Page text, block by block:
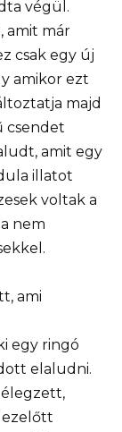
végül.
amit már
csak egy új
amikor ezt
majd
csendet
amit egy
illatot
voltak a
nem
ami
egy ringó
elaludni.
ezelőtt